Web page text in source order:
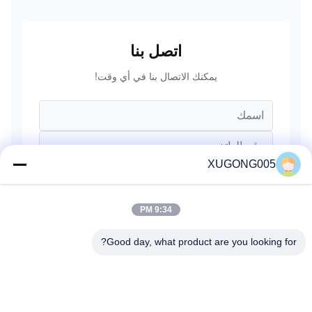
اتصل بنا
يمكنك الاتصال بنا في أي وقت!
XUGONG005
9:34 PM
Good day, what product are you looking for?